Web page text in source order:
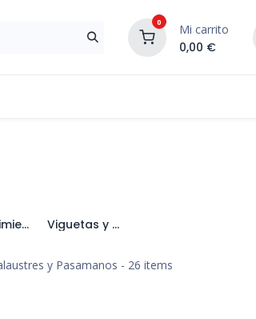
0 Mi carrito
0,00 €
Revestimientos Viguetas y Bovedillas
y Pasamanos - 26 items